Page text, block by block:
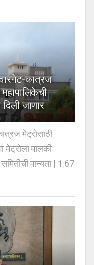
कात्रज
जाणार
मेट्रोसाठी
मेट्रोला मालकी
मान्यता | 1.67